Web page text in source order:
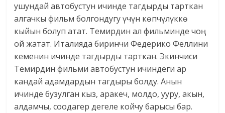
ушундай автобустун ичинде тагдырды тарткан
алгачкы фильм болгондугу үчүн көпчүлүккө
кыйын болуп атат. Темирдин ал фильминде чоң
ой жатат. Италияда биринчи Федерико Феллини
кеменин ичинде тагдырды тарткан. Экинчиси
Темирдин фильми автобустун ичиндеги ар
кандай адамдардын тагдыры болду. Анын
ичинде бузулган кыз, аракеч, молдо, ууру, акын,
алдамчы, соодагер дегеле койчу барысы бар.